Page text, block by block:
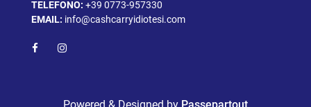
TELEFONO: +39 0773-957330
EMAIL: info@cashcarryidiotesi.com